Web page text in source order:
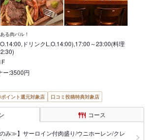
る肉バル！
ドリンクL.O.14:00),17:00～23:00(料理
ー:3500円
イント還元対象店 口コミ投稿特典対象店
コース
み≫】サーロイン付肉盛り/ウニホーレン/クレ